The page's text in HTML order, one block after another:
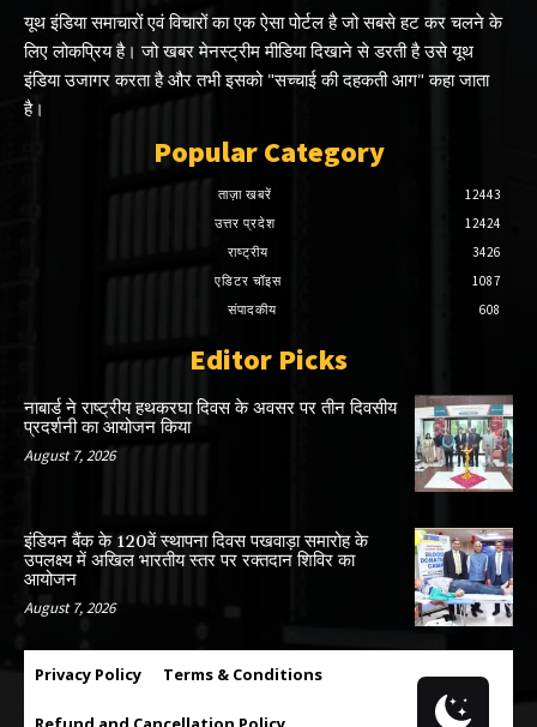
यूथ इंडिया समाचारों एवं विचारों का एक ऐसा पोर्टल है जो सबसे हट कर चलने के
लिए लोकप्रिय है। जो खबर मेनस्ट्रीम मीडिया दिखाने से डरती है उसे यूथ
इंडिया उजागर करता है और तभी इसको "सच्चाई की दहकती आग" कहा जाता
है।
Popular Category
ताज़ा खबरें
12443
उत्तर प्रदेश
12424
राष्ट्रीय
3426
एडिटर चॉइस
1087
संपादकीय
608
Editor Picks
नाबार्ड ने राष्ट्रीय हथकरघा दिवस के अवसर पर तीन दिवसीय
प्रदर्शनी का आयोजन किया
August 7, 2026
इंडियन बैंक के 120वें स्थापना दिवस पखवाड़ा समारोह के
उपलक्ष्य में अखिल भारतीय स्तर पर रक्तदान शिविर का
आयोजन
August 7, 2026
Privacy Policy Terms & Conditions